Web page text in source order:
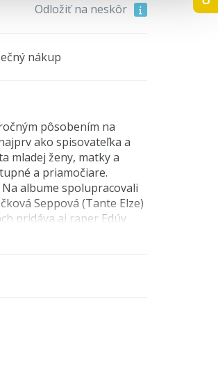
Odložiť na neskôr
nákup
pôsobením na
ako spisovateľka a
mladej ženy, matky a
a priamočiare.
albume spolupracovali
Seppová (Tante Elze)
pridáva aj raper Edúv
07 Vzťah00:03:39, 08